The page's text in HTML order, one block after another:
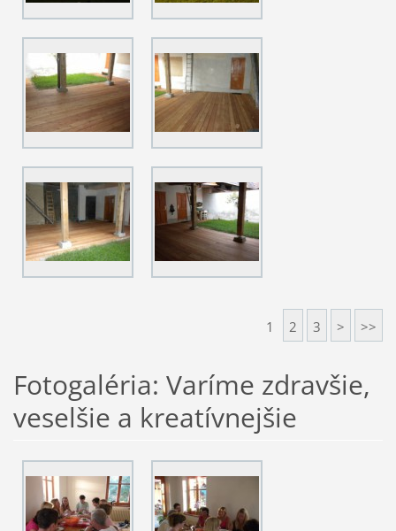
1 2 3 > >>
Fotogaléria: Varíme zdravšie,
veselšie a kreatívnejšie